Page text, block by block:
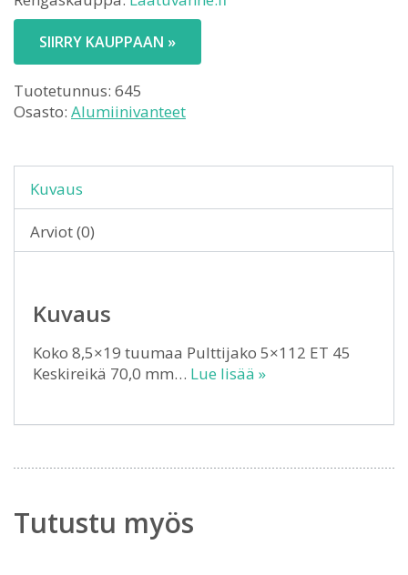
SIIRRY KAUPPAAN »
Tuotetunnus: 645
Osasto: Alumiinivanteet
Kuvaus
Arviot (0)
Kuvaus
Koko 8,5×19 tuumaa Pulttijako 5×112 ET 45
Keskireikä 70,0 mm… Lue lisää »
Tutustu myös